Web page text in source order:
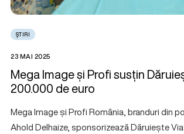
ȘTIRI
23 MAI 2025
Mega Image și Profi susțin
200.000 de euro
Mega Image și Profi România, branduri din
Ahold Delhaize, sponsorizează Dăruiește